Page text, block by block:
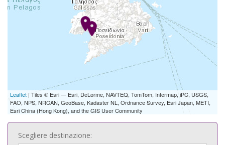
Leaflet | Tiles © Esri — Esri, DeLorme, NAVTEQ, TomTom, Intermap, iPC, USGS,
FAO, NPS, NRCAN, GeoBase, Kadaster NL, Ordnance Survey, Esri Japan, METI,
Esri China (Hong Kong), and the GIS User Community
Scegliere destinazione: